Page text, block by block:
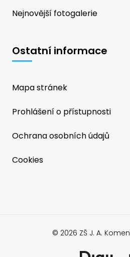
Nejnovější fotogalerie
Ostatní informace
Mapa stránek
Prohlášení o přístupnosti
Ochrana osobních údajů
Cookies
© 2026 ZŠ J. A.